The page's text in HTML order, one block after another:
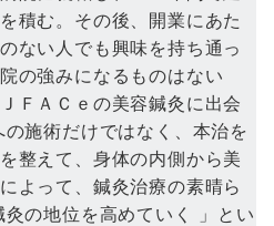
積む。その後、開業にあた
ない人でも興味を持ち通っ
の強みになるものはない
ＦＡＣｅの美容鍼灸に出会
施術だけではなく、本治を
整えて、身体の内側から美
よって、鍼灸治療の素晴ら
の地位を高めていく 」とい